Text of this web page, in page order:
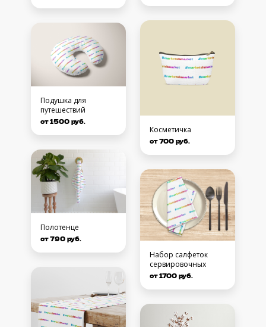
Подушка для
путешествий
от 1500 руб.
Полотенце
от 790 руб.
Косметичка
от 700 руб.
Набор салфеток
сервировочных
от 1700 руб.